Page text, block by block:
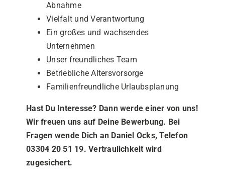
Abnahme
Vielfalt und Verantwortung
Ein großes und wachsendes
Unternehmen
Unser freundliches Team
Betriebliche Altersvorsorge
Familienfreundliche Urlaubsplanung
Hast Du Interesse? Dann werde einer von uns!
Wir freuen uns auf Deine Bewerbung. Bei
Fragen wende Dich an Daniel Ocks, Telefon
03304 20 51 19. Vertraulichkeit wird
zugesichert.